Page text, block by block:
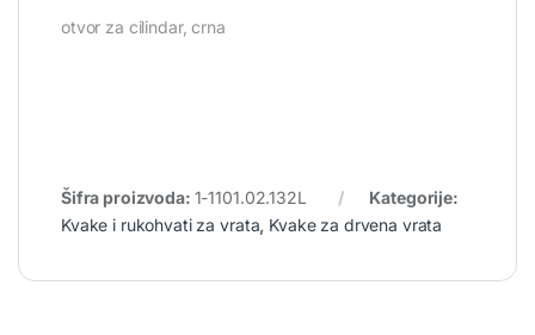
otvor za cilindar, crna
Šifra proizvoda: 1-1101.02.132L
Kategorije:
Kvake i rukohvati za vrata, Kvake za drvena vrata